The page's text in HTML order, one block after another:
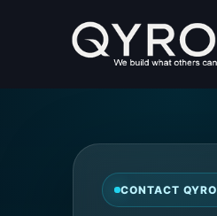
CONTACT